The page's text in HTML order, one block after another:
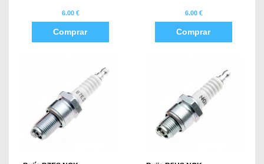
6.00 €
Comprar
6.00 €
Comprar